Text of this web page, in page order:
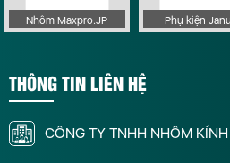
Nhôm Maxpro.JP Phụ kiện
THÔNG TIN LIÊN HỆ
CÔNG TY TNHH NHÔM